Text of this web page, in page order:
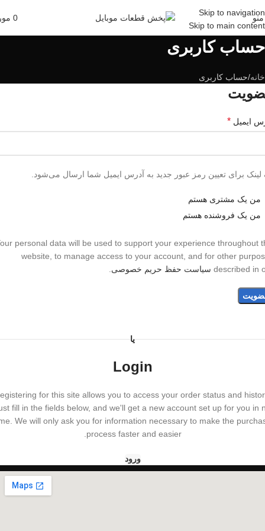
Skip to navigation
Skip to main content
منو 0
حساب کاربری
خانه حساب کاربری
ایمیل *
لینک برای تعیین رمز عبور جدید به آدرس ایمیل شما ارسال می‌شود.
من یک مشتری هستم
من یک فروشنده هستم
personal data will be used to support your experience throughout
website, to manage access to your account, and for other
described in سیاست حفظ حریم خصوصی
یا
Login
for this site allows you to access your order status and
fill in the fields below, and we'll get a new account set up for you in
We will only ask you for information necessary to make the
process faster and easier.
ورود